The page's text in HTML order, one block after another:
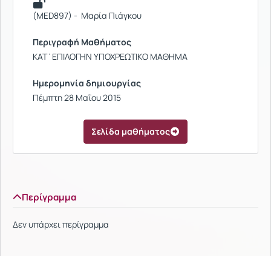
(MED897) - Μαρία Πιάγκου
Περιγραφή Μαθήματος
ΚΑΤ΄ΕΠΙΛΟΓΗΝ ΥΠΟΧΡΕΩΤΙΚΟ ΜΑΘΗΜΑ
Ημερομηνία δημιουργίας
Πέμπτη 28 Μαΐου 2015
Σελίδα μαθήματος
Περίγραμμα
Δεν υπάρχει περίγραμμα